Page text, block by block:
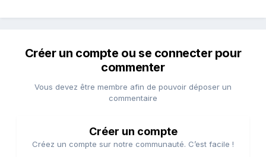
Créer un compte ou se connecter pour
commenter
Vous devez être membre afin de pouvoir déposer un
commentaire
Créer un compte
Créez un compte sur notre communauté. C’est facile !